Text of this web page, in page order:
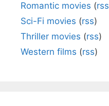
Romantic movies (rss
Sci-Fi movies (rss)
Thriller movies (rss)
Western films (rss)